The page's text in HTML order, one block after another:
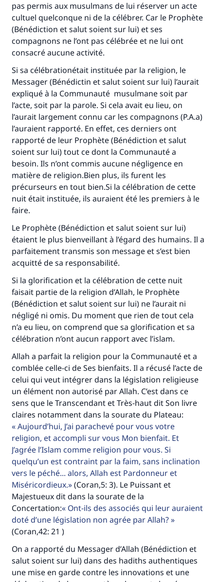
pas permis aux musulmans de lui réserver un acte
cultuel quelconque ni de la célébrer. Car le Prophète
(Bénédiction et salut soient sur lui) et ses
compagnons ne l’ont pas célébrée et ne lui ont
consacré aucune activité.
Si sa célébrationétait instituée par la religion, le
Messager (Bénédictin et salut soient sur lui) l’aurait
expliqué à la Communauté musulmane soit par
l’acte, soit par la parole. Si cela avait eu lieu, on
l’aurait largement connu car les compagnons (P.A.a)
l’auraient rapporté. En effet, ces derniers ont
rapporté de leur Prophète (Bénédiction et salut
soient sur lui) tout ce dont la Communauté a
besoin. Ils n’ont commis aucune négligence en
matière de religion.Bien plus, ils furent les
précurseurs en tout bien.Si la célébration de cette
nuit était instituée, ils auraient été les premiers à le
faire.
Le Prophète (Bénédiction et salut soient sur lui)
étaient le plus bienveillant à l’égard des humains. Il a
parfaitement transmis son message et s’est bien
acquitté de sa responsabilité.
Si la glorification et la célébration de cette nuit
faisait partie de la religion d’Allah, le Prophète
(Bénédiction et salut soient sur lui) ne l’aurait ni
négligé ni omis. Du moment que rien de tout cela
n’a eu lieu, on comprend que sa glorification et sa
célébration n’ont aucun rapport avec l’islam.
Allah a parfait la religion pour la Communauté et a
comblée celle-ci de Ses bienfaits. Il a récusé l’acte de
celui qui veut intégrer dans la législation religieuse
un élément non autorisé par Allah. C’est dans ce
sens que le Transcendant et Très-haut dit Son livre
claires notamment dans la sourate du Plateau:
Aujourd’hui, J’ai parachevé pour vous votre
religion, et accompli sur vous Mon bienfait. Et
J’agrée l’Islam comme religion pour vous. Si
quelqu’un est contraint par la faim, sans inclination
vers le péché... alors, Allah est Pardonneur et
Miséricordieux. (Coran,5: 3). Le Puissant et
Majestueux dit dans la sourate de la
Concertation:
Ont-ils des associés qui leur auraient
doté d’une législation non agrée par Allah?
(Coran,42: 21 )
On a rapporté du Messager d’Allah (Bénédiction et
salut soient sur lui) dans des hadiths authentiques
une mise en garde contre les innovations et une
Faites une différence dans la vie de